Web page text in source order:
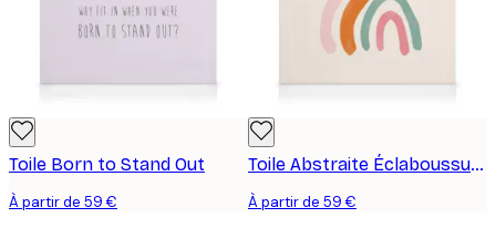
Toile Born to Stand Out
À partir de 59 €
Toile Abstraite Éclaboussure de Couleur
À partir de 59 €